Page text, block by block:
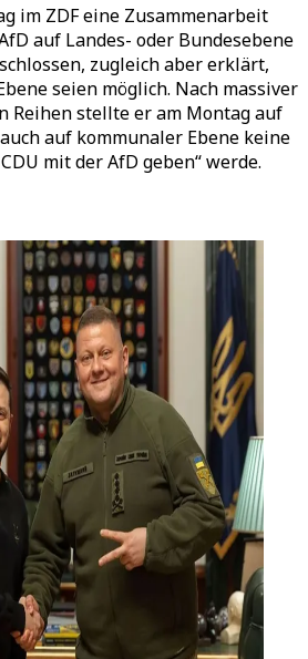
im ZDF eine Zusammenarbeit
auf Landes- oder Bundesebene
zugleich aber erklärt,
seien möglich. Nach massiver
Reihen stellte er am Montag auf
auf kommunaler Ebene keine
mit der AfD geben“ werde.